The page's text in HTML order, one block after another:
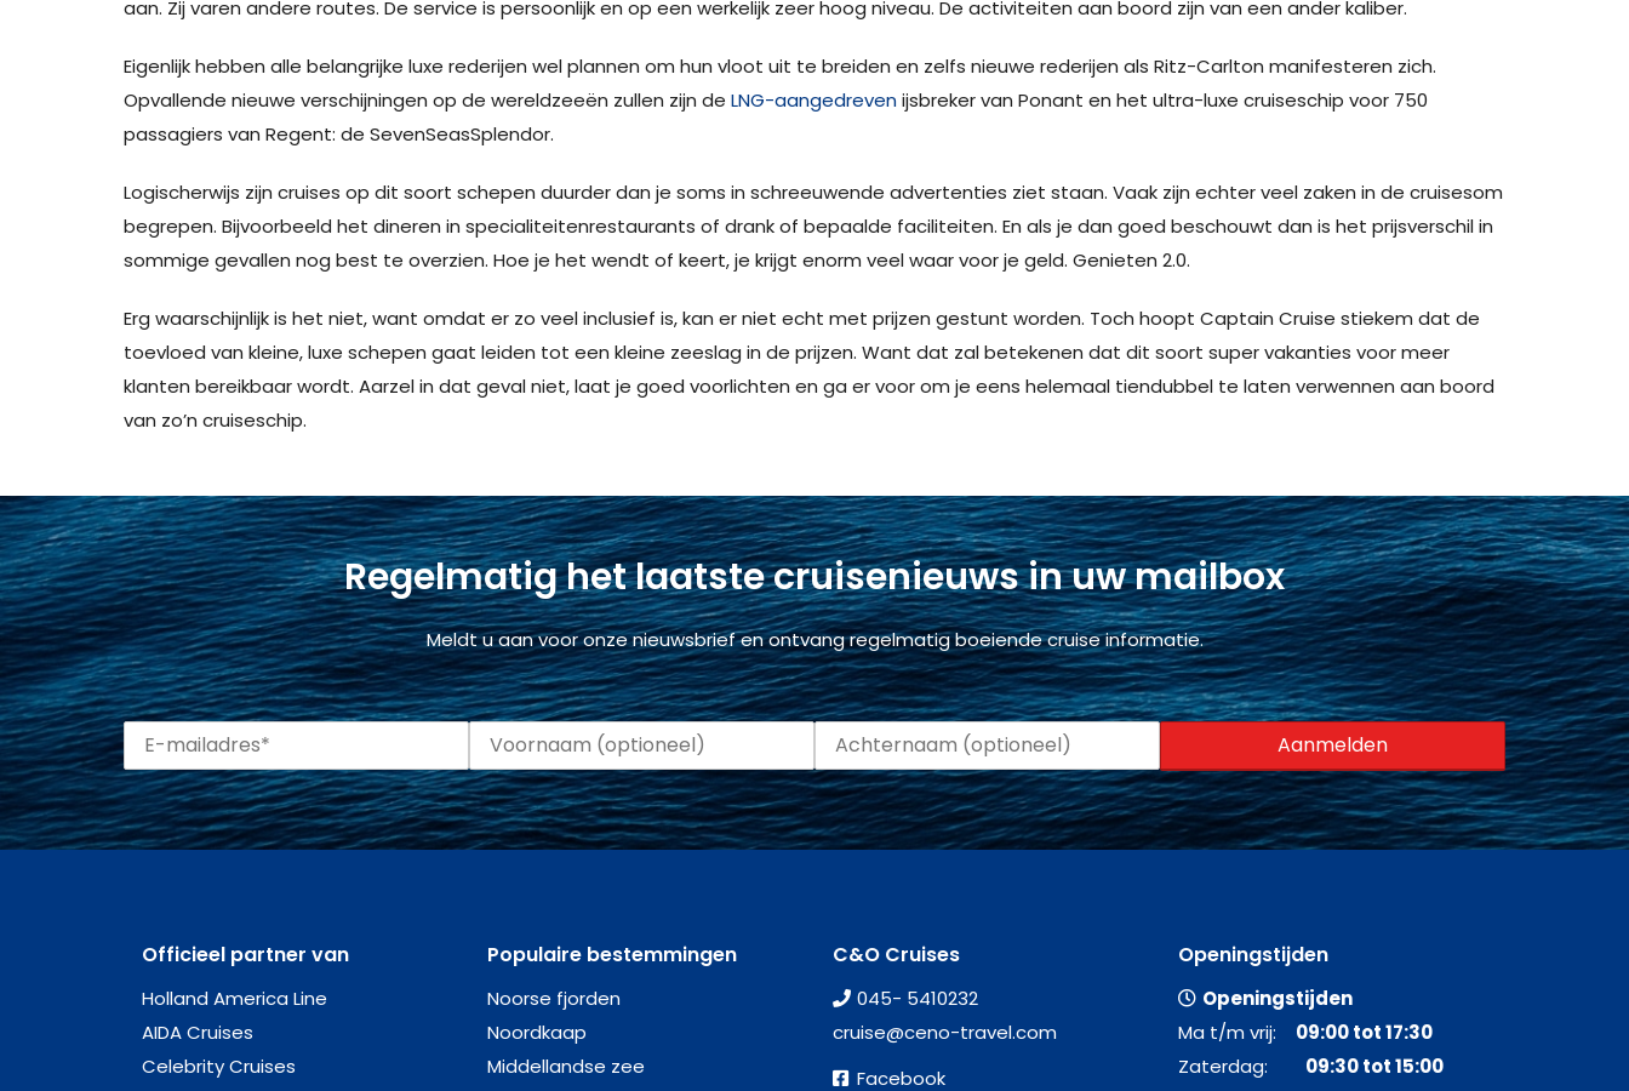
aan. Zij varen andere routes. De service is persoonlijk en op een werkelijk zeer hoog niveau. De activiteiten aan boord zijn van een ander kaliber.
Eigenlijk hebben alle belangrijke luxe rederijen wel plannen om hun vloot uit te breiden en zelfs nieuwe rederijen als Ritz-Carlton manifesteren zich.
Opvallende nieuwe verschijningen op de wereldzeeën zullen zijn de LNG-aangedrevenijsbreker van Ponant en het ultra-luxe cruiseschip voor 750
passagiers van Regent: de SevenSeasSplendor.
Logischerwijs zijn cruises op dit soort schepen duurder dan je soms in schreeuwende advertenties ziet staan. Vaak zijn echter veel zaken in de cruisesom
begrepen. Bijvoorbeeld het dineren in specialiteitenrestaurants of drank of bepaalde faciliteiten. En als je dan goed beschouwt dan is het prijsverschil in
sommige gevallen nog best te overzien. Hoe je het wendt of keert, je krijgt enorm veel waar voor je geld. Genieten 2.0.
Erg waarschijnlijk is het niet, want omdat er zo veel inclusief is, kan er niet echt met prijzen gestunt worden. Toch hoopt Captain Cruise stiekem dat de
toevloed van kleine, luxe schepen gaat leiden tot een kleine zeeslag in de prijzen. Want dat zal betekenen dat dit soort super vakanties voor meer
klanten bereikbaar wordt. Aarzel in dat geval niet, laat je goed voorlichten en ga er voor om je eens helemaal tiendubbel te laten verwennen aan boord
van zo’n cruiseschip.
Regelmatig het laatste cruisenieuws in uw mailbox
Meldt u aan voor onze nieuwsbrief en ontvang regelmatig boeiende cruise informatie.
Officieel partner van
Holland America Line
AIDA Cruises
Celebrity Cruises
Populaire bestemmingen
Noorse fjorden
Noordkaap
Middellandse zee
C&O Cruises
045- 5410232
cruise@ceno-travel.com
Facebook
Openingstijden
Openingstijden
Ma t/m vrij: 09:00 tot 17:30
Zaterdag: 09:30 tot 15:00